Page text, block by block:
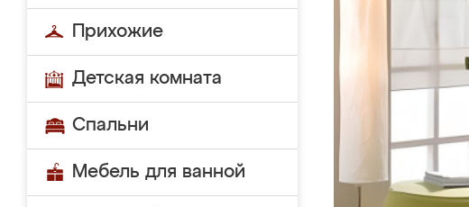
Прихожие
Детская комната
Спальни
Мебель для ванной